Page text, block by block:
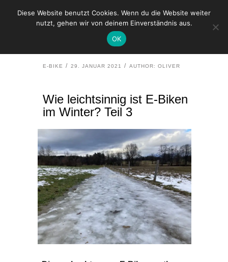
E-BIKE 29. JANUAR 2021 AUTHOR: OLIVER
Wie leichtsinnig ist E-Biken
im Winter? Teil 3
Diese Website benutzt Cookies. Wenn du die Website weiter
nutzt, gehen wir von deinem Einverständnis aus.
OK